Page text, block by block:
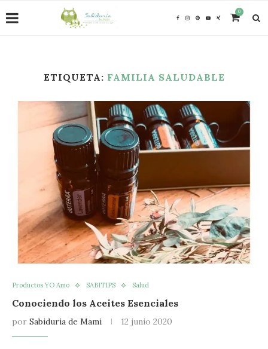
0
ETIQUETA: FAMILIA SALUDABLE
Productos YO Amo SABITIPS Salud
Conociendo los Aceites Esenciales
por Sabiduria de Mami 12 junio 2020